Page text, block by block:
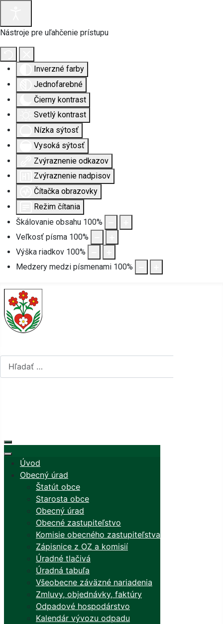
Nástroje pre uľahčenie prístupu
Inverzné farby
Jednofarebné
Čierny kontrast
Svetlý kontrast
Nízka sýtosť
Vysoká sýtosť
Zvýraznenie odkazov
Zvýraznenie nadpisov
Čítačka obrazovky
Režim čítania
Škálovanie obsahu 100%
Veľkosť písma 100%
Výška riadkov 100%
Medzery medzi písmenami 100%
Úvod
Obecný úrad
Štatút obce
Starosta obce
Obecný úrad
Obecné zastupiteľstvo
Komisie obecného zastupiteľstva
Zápisnice z OZ a komisií
Úradné tlačivá
Úradná tabuľa
Všeobecne záväzné nariadenia
Zmluvy, objednávky, faktúry
Odpadové hospodárstvo
Kalendár vývozu odpadu